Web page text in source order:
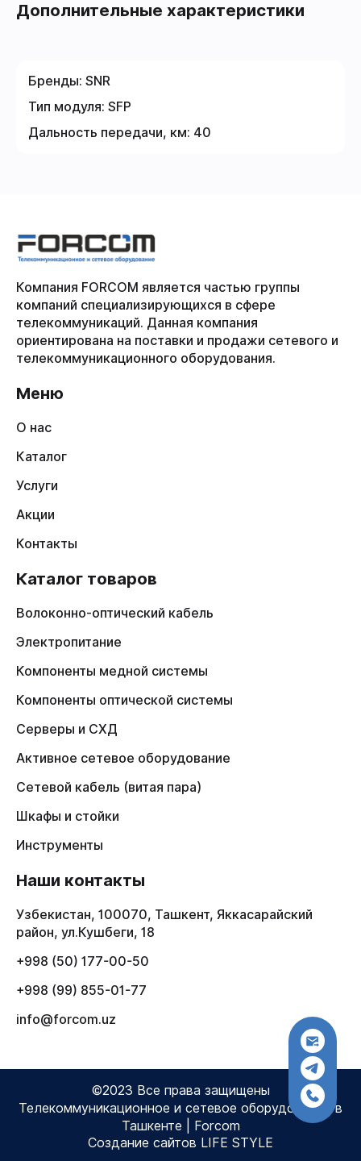
Дополнительные характеристики
Бренды: SNR
Тип модуля: SFP
Дальность передачи, км: 40
Компания FORCOM является частью группы
компаний специализирующихся в сфере
телекоммуникаций. Данная компания
ориентирована на поставки и продажи сетевого и
телекоммуникационного оборудования.
Меню
О нас
Каталог
Услуги
Акции
Контакты
Каталог товаров
Волоконно-оптический кабель
Электропитание
Компоненты медной системы
Компоненты оптической системы
Серверы и СХД
Активное сетевое оборудование
Сетевой кабель (витая пара)
Шкафы и стойки
Инструменты
Наши контакты
Узбекистан, 100070, Ташкент, Яккасарайский
район, ул.Кушбеги, 18
+998 (50) 177-00-50
+998 (99) 855-01-77
info@forcom.uz
©2023 Все права защищены
Телекоммуникационное и сетевое оборудование в
Ташкенте | Forcom
Создание сайтов LIFE STYLE